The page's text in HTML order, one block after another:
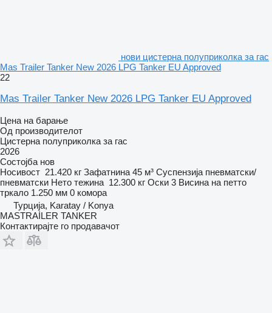
нови цистерна полуприколка за гас
Mas Trailer Tanker New 2026 LPG Tanker EU Approved
22
Mas Trailer Tanker New 2026 LPG Tanker EU Approved
Цена на барање
Од производителот
Цистерна полуприколка за гас
2026
Состојба нов
Носивост 21.420 кг Зафатнина 45 м³ Суспензија пневматски/
пневматски Нето тежина 12.300 кг Оски 3 Висина на петто
тркало 1.250 мм 0 комора
Турција, Karatay / Konya
MASTRAİLER TANKER
Контактирајте го продавачот